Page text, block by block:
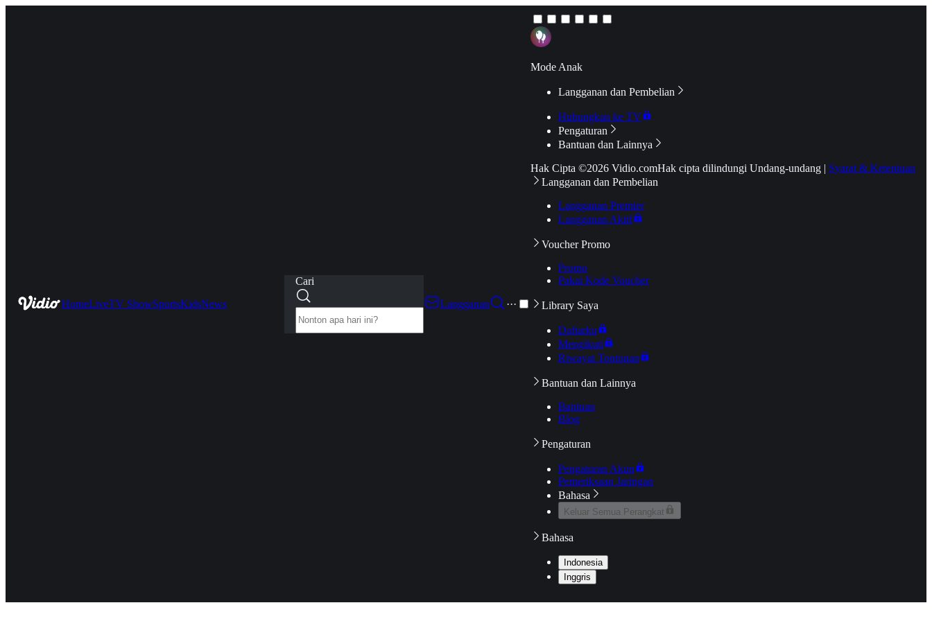
HomeLiveTV ShowSportsKidsNews
Cari
Langganan
···
Mode Anak
Langganan dan Pembelian
Hubungkan ke TV
Pengaturan
Bantuan dan Lainnya
Hak Cipta ©2026 Vidio.comHak cipta dilindungi Undang-undang | Syarat & Ketentuan
Langganan dan Pembelian
Langganan Premier
Langganan Aktif
Voucher Promo
Promo
Pakai Kode Voucher
Library Saya
Daftarku
Mengikuti
Riwayat Tontonan
Bantuan dan Lainnya
Bantuan
Blog
Pengaturan
Pengaturan Akun
Pemeriksaan Jaringan
Bahasa
Keluar Semua Perangkat
Bahasa
Indonesia
Inggris